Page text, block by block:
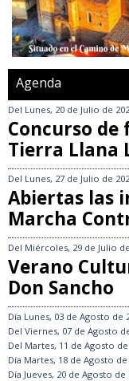
Agenda
Del Lunes, 20 de Julio de
Concurso
Tierra Llana
Del Lunes, 27 de Julio de
Abiertas las
Marcha
Del Miércoles, 29 de Julio
Verano
Don Sancho
Día Lunes, 03 de Agosto de
Del Viernes, 07 de Agosto
Del Martes, 11 de Agosto de
Día Martes, 18 de Agosto de
Día Jueves, 20 de Agosto de